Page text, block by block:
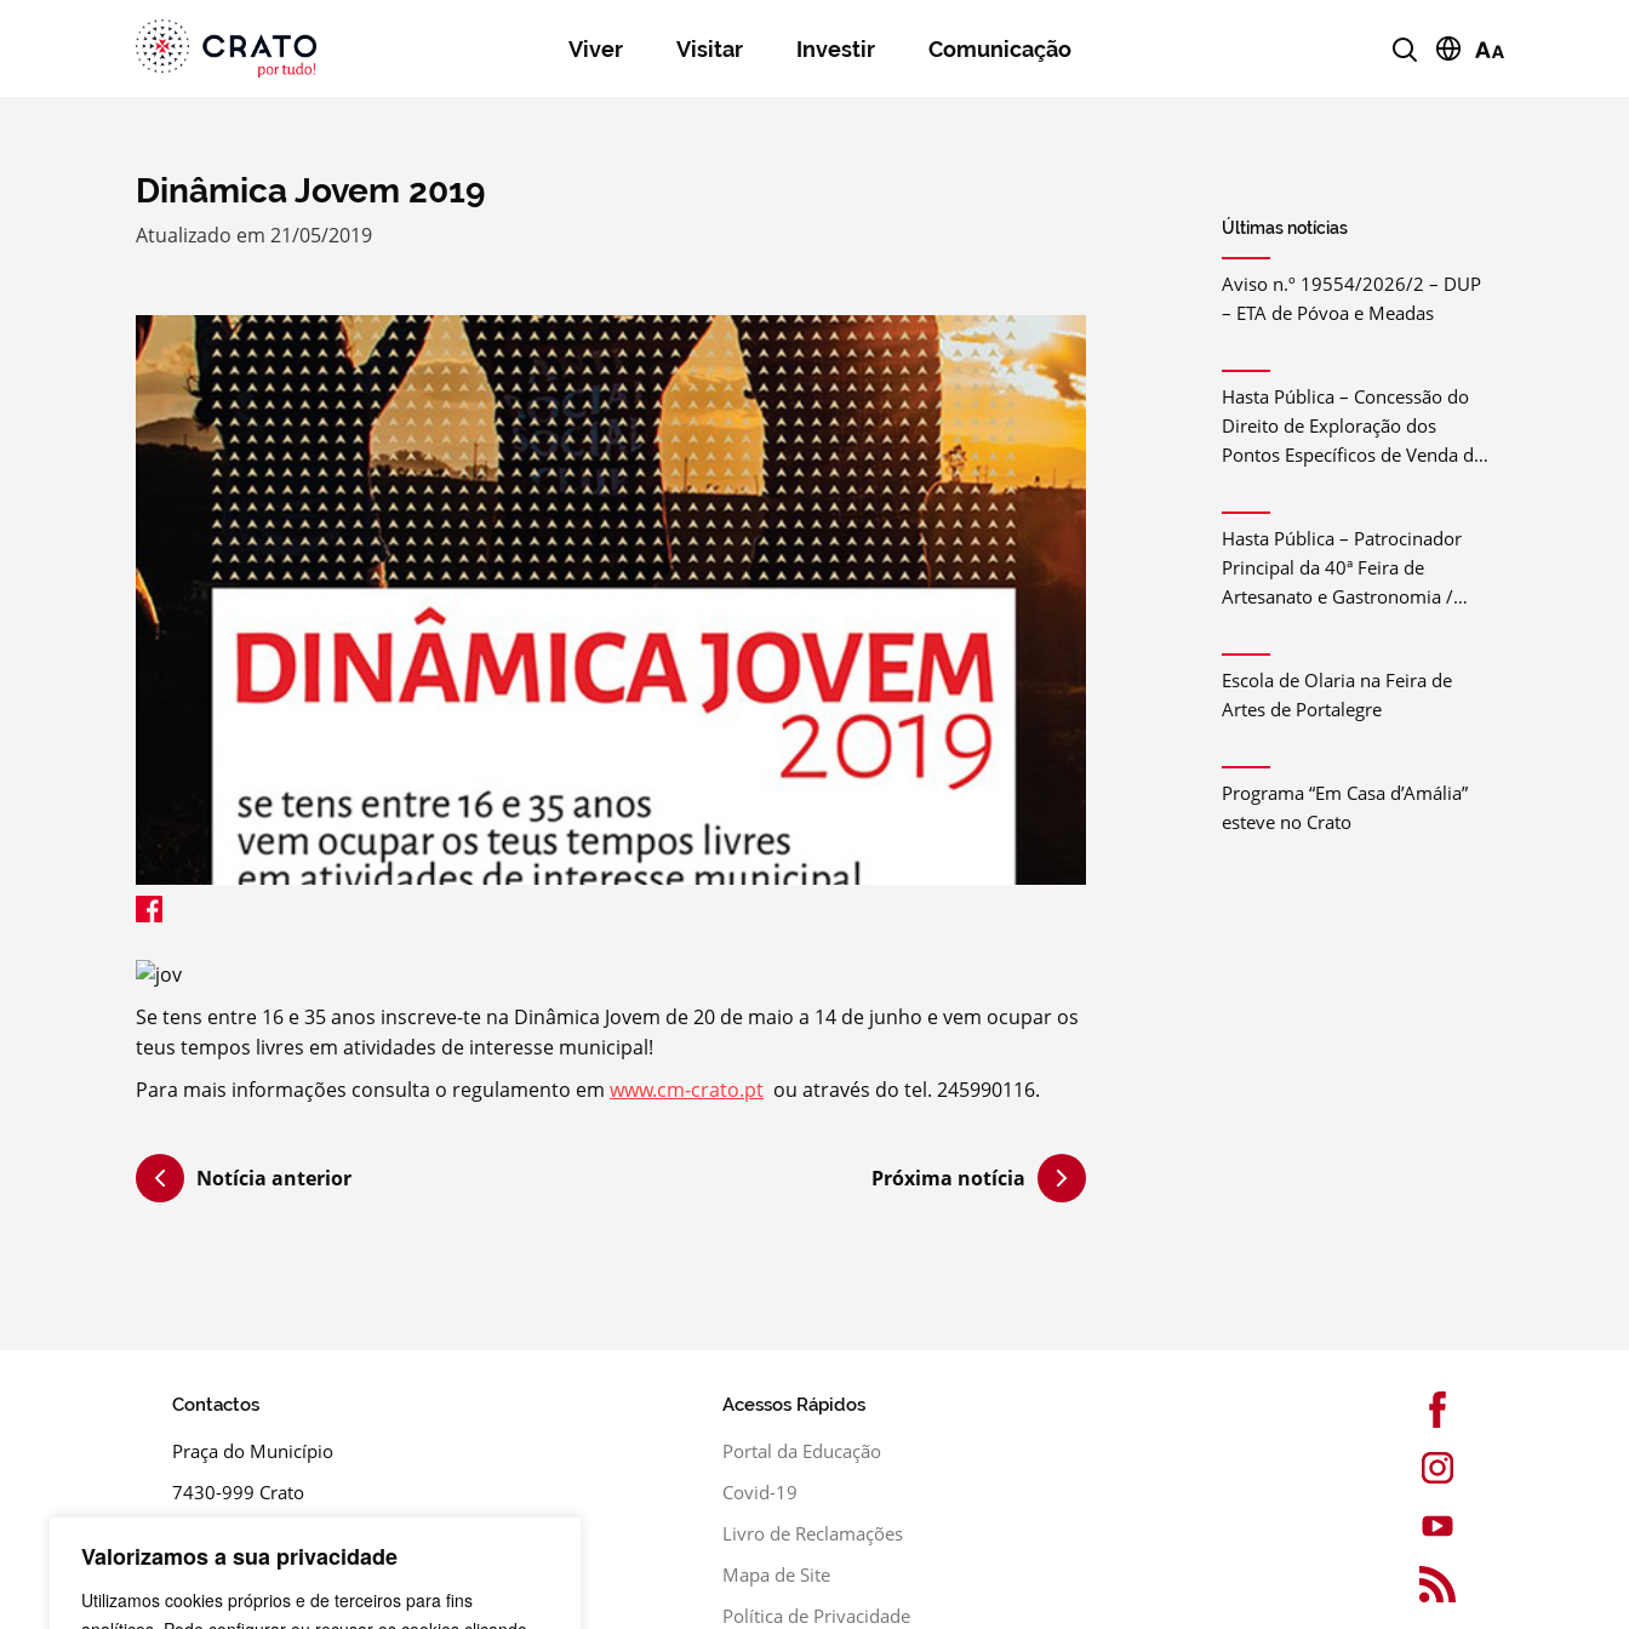
Valorizamos a sua privacidade
Utilizamos cookies próprios e de terceiros para fins
Viver Visitar Investir Comunicação
Dinâmica Jovem 2019
Atualizado em 21/05/2019
Se tens entre 16 e 35 anos inscreve-te na Dinâmica Jovem de 20 de maio a 14 de junho e vem ocupar os
teus tempos livres em atividades de interesse municipal!
Para mais informações consulta o regulamento em www.cm-crato.pt ou através do tel. 245990116.
Notícia anterior Próxima notícia
Últimas notícias
Aviso n.º 19554/2026/2 – DUP
– ETA de Póvoa e Meadas
Hasta Pública – Concessão do
Direito de Exploração dos
Pontos Específicos de Venda de
Crato 2026
Hasta Pública – Patrocinador
Principal da 40ª Feira de
Artesanato e Gastronomia /
Escola de Olaria na Feira de
Artes de Portalegre
Programa “Em Casa d’Amália”
esteve no Crato
Contactos
Praça do Município
7430-999 Crato
+351 245 990 110 - Chamada para a rede fixa
nacional
Acessos Rápidos
Portal da Educação
Covid-19
Livro de Reclamações
Mapa de Site
Política de Privacidade